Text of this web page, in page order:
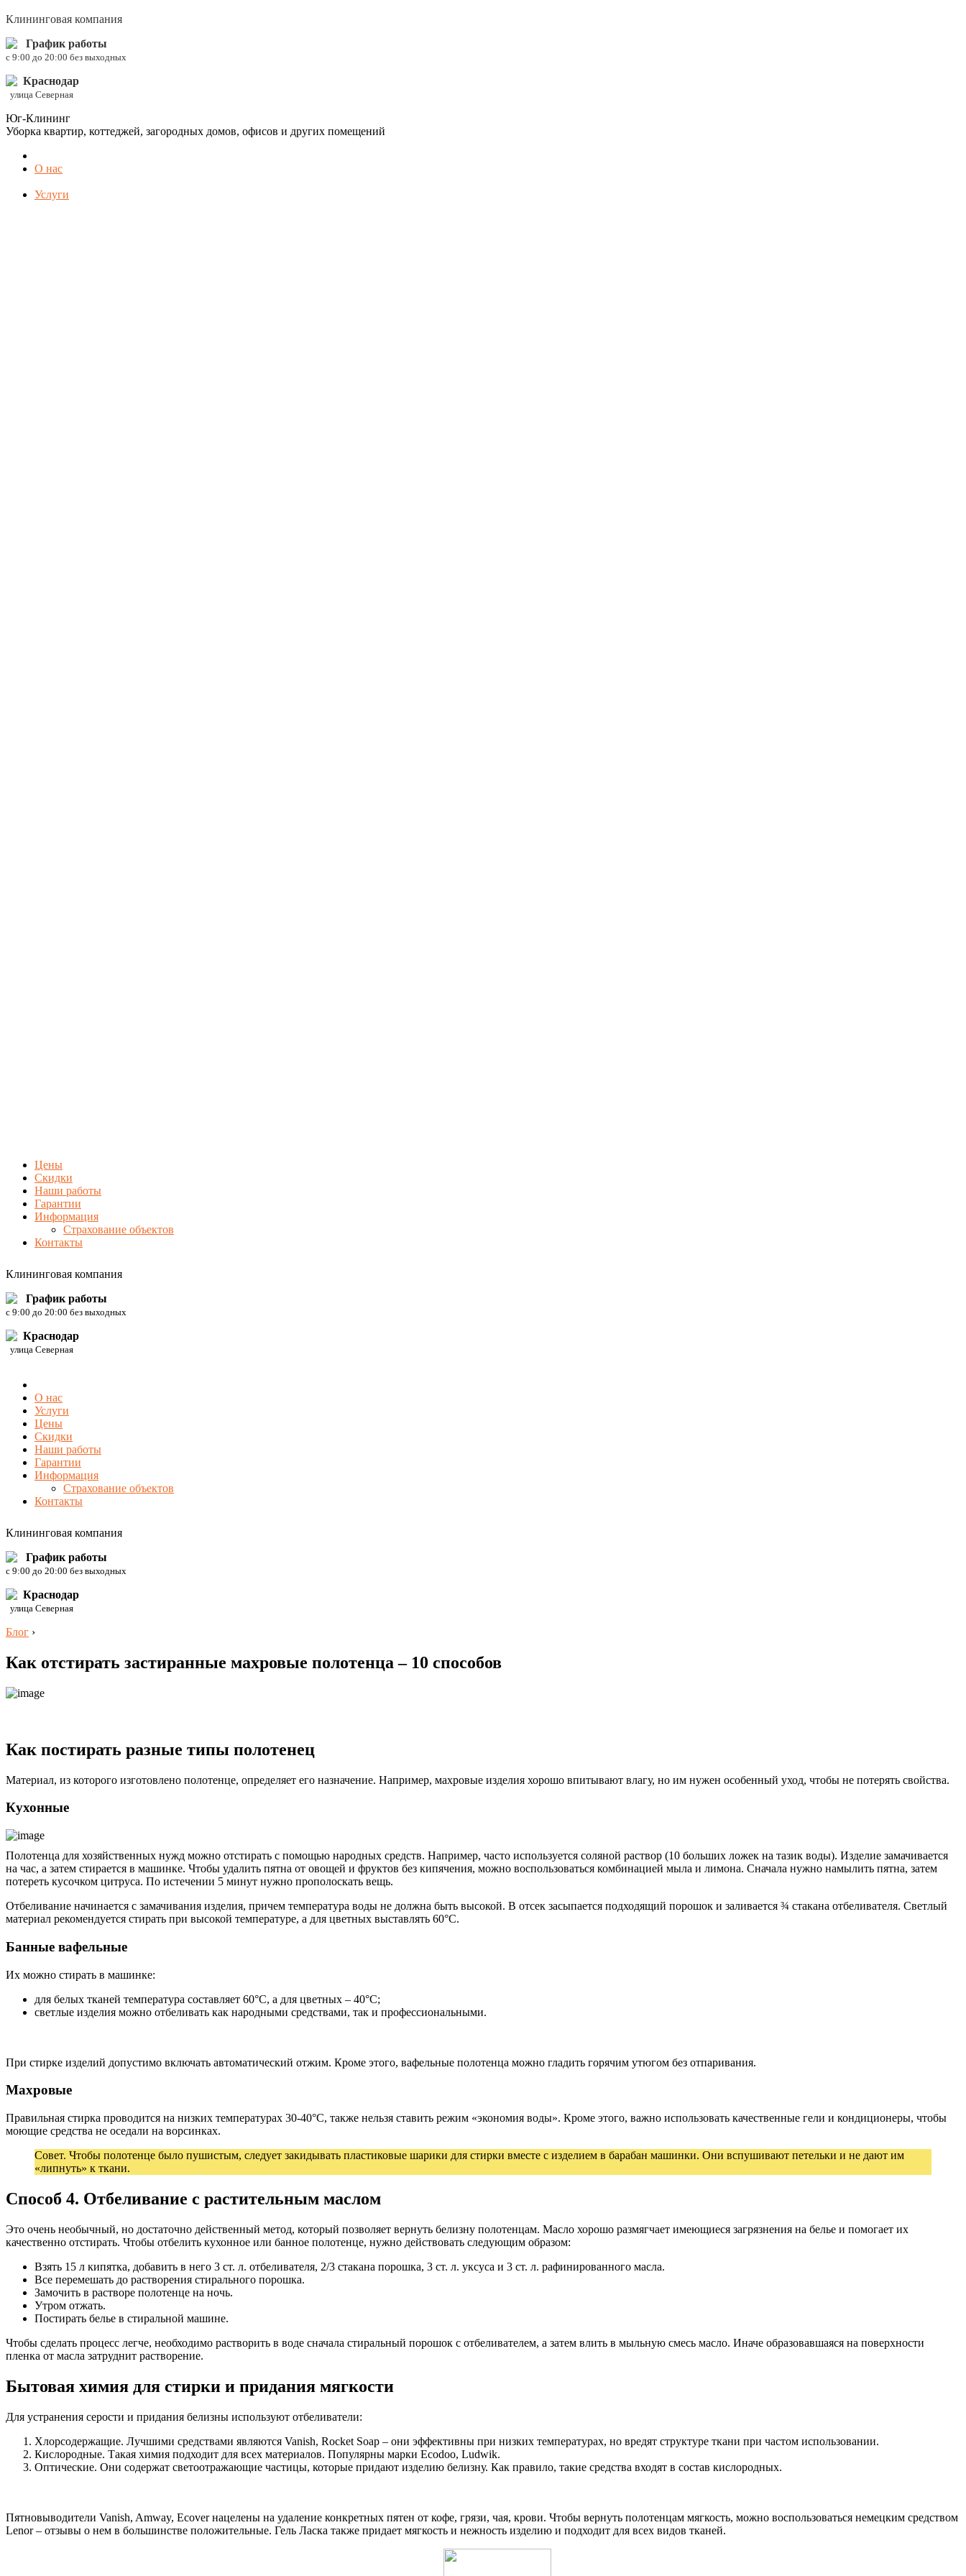
Клининговая компания
График работы
c 9:00 до 20:00 без выходных
Краснодар
улица Северная
Юг-Клининг
Уборка квартир, коттеджей, загородных домов, офисов и других помещений
О нас
Услуги
Цены
Скидки
Наши работы
Гарантии
Информация
Страхование объектов
Контакты
Клининговая компания
График работы
c 9:00 до 20:00 без выходных
Краснодар
улица Северная
О нас
Услуги
Цены
Скидки
Наши работы
Гарантии
Информация
Страхование объектов
Контакты
Клининговая компания
График работы
c 9:00 до 20:00 без выходных
Краснодар
улица Северная
Блог ›
Как отстирать застиранные махровые полотенца – 10 способов
Как постирать разные типы полотенец
Материал, из которого изготовлено полотенце, определяет его назначение. Например, махровые изделия хорошо впитывают влагу, но им нужен особенный уход, чтобы не потерять свойства.
Кухонные
Полотенца для хозяйственных нужд можно отстирать с помощью народных средств. Например, часто используется соляной раствор (10 больших ложек на тазик воды). Изделие замачивается
на час, а затем стирается в машинке. Чтобы удалить пятна от овощей и фруктов без кипячения, можно воспользоваться комбинацией мыла и лимона. Сначала нужно намылить пятна, затем
потереть кусочком цитруса. По истечении 5 минут нужно прополоскать вещь.
Отбеливание начинается с замачивания изделия, причем температура воды не должна быть высокой. В отсек засыпается подходящий порошок и заливается ¾ стакана отбеливателя. Светлый
материал рекомендуется стирать при высокой температуре, а для цветных выставлять 60°C.
Банные вафельные
Их можно стирать в машинке:
для белых тканей температура составляет 60°C, а для цветных – 40°C;
светлые изделия можно отбеливать как народными средствами, так и профессиональными.
При стирке изделий допустимо включать автоматический отжим. Кроме этого, вафельные полотенца можно гладить горячим утюгом без отпаривания.
Махровые
Правильная стирка проводится на низких температурах 30-40°C, также нельзя ставить режим «экономия воды». Кроме этого, важно использовать качественные гели и кондиционеры, чтобы
моющие средства не оседали на ворсинках.
Совет. Чтобы полотенце было пушистым, следует закидывать пластиковые шарики для стирки вместе с изделием в барабан машинки. Они вспушивают петельки и не дают им
«липнуть» к ткани.
Способ 4. Отбеливание с растительным маслом
Это очень необычный, но достаточно действенный метод, который позволяет вернуть белизну полотенцам. Масло хорошо размягчает имеющиеся загрязнения на белье и помогает их
качественно отстирать. Чтобы отбелить кухонное или банное полотенце, нужно действовать следующим образом:
Взять 15 л кипятка, добавить в него 3 ст. л. отбеливателя, 2/3 стакана порошка, 3 ст. л. уксуса и 3 ст. л. рафинированного масла.
Все перемешать до растворения стирального порошка.
Замочить в растворе полотенце на ночь.
Утром отжать.
Постирать белье в стиральной машине.
Чтобы сделать процесс легче, необходимо растворить в воде сначала стиральный порошок с отбеливателем, а затем влить в мыльную смесь масло. Иначе образовавшаяся на поверхности
пленка от масла затруднит растворение.
Бытовая химия для стирки и придания мягкости
Для устранения серости и придания белизны используют отбеливатели:
Хлорсодержащие. Лучшими средствами являются Vanish, Rocket Soap – они эффективны при низких температурах, но вредят структуре ткани при частом использовании.
Кислородные. Такая химия подходит для всех материалов. Популярны марки Ecodoo, Ludwik.
Оптические. Они содержат светоотражающие частицы, которые придают изделию белизну. Как правило, такие средства входят в состав кислородных.
Пятновыводители Vanish, Amway, Ecover нацелены на удаление конкретных пятен от кофе, грязи, чая, крови. Чтобы вернуть полотенцам мягкость, можно воспользоваться немецким средством
Lenor – отзывы о нем в большинстве положительные. Гель Ласка также придает мягкость и нежность изделию и подходит для всех видов тканей.